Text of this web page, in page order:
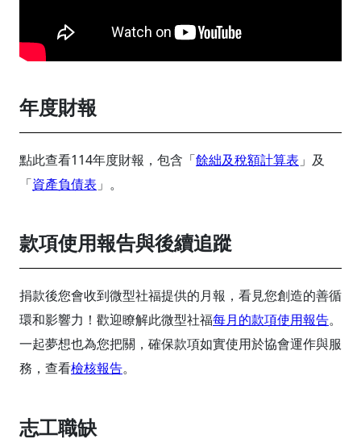
年度財報
點此查看114年度財報，包含「餘絀及稅額計算表 」及
「資產負債表 」。
款項使用報告與後續追蹤
捐款後您會收到微型社福提供的月報，看見您創造的善循
環和影響力！歡迎瞭解此微型社福每月的款項使用報告。
一起夢想也為您把關，確保款項如實使用於協會運作與服
務，查看檢核報告。
志工職缺